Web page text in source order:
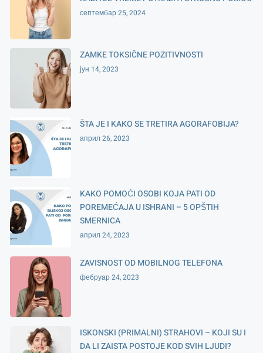
септембар 25, 2024
ZAMKE TOKSIČNE POZITIVNOSTI
јун 14, 2023
ŠTA JE I KAKO SE TRETIRA AGORAFOBIJA?
април 26, 2023
KAKO POMOĆI OSOBI KOJA PATI OD
POREMEĆAJA U ISHRANI – 5 OPŠTIH
SMERNICA
април 24, 2023
ZAVISNOST OD MOBILNOG TELEFONA
фебруар 24, 2023
ISKONSKI (PRIMALNI) STRAHOVI – KOJI SU I
DA LI ZAISTA POSTOJE KOD SVIH LJUDI?